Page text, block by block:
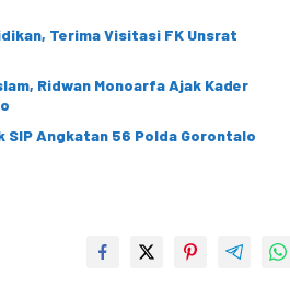
Terima Visitasi FK Unsrat
Ridwan Monoarfa Ajak Kader
SIP Angkatan 56 Polda Gorontalo